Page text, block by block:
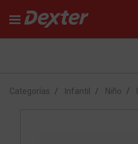
Categorías Infantil Niño